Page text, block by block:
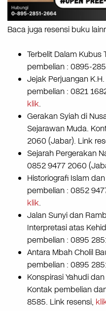
Baca juga resensi buku
Terbelit Dalam Kubus
pembelian : 0895-
Jejak Perjuangan
pembelian : 0821
klik.
Gerakan Syiah di
Sejarawan Muda.
2060 (Jabar). Link
Sejarah Pergerakan
0852 9477 2060
Historiografi Islam
pembelian : 0852
klik.
Jalan Sunyi dan
Interpretasi atas
pembelian : 0895
Antara Mbah Cholil
pembelian : 0895
Konspirasi Yahudi
Kontak pembelian
8585. Link resensi,